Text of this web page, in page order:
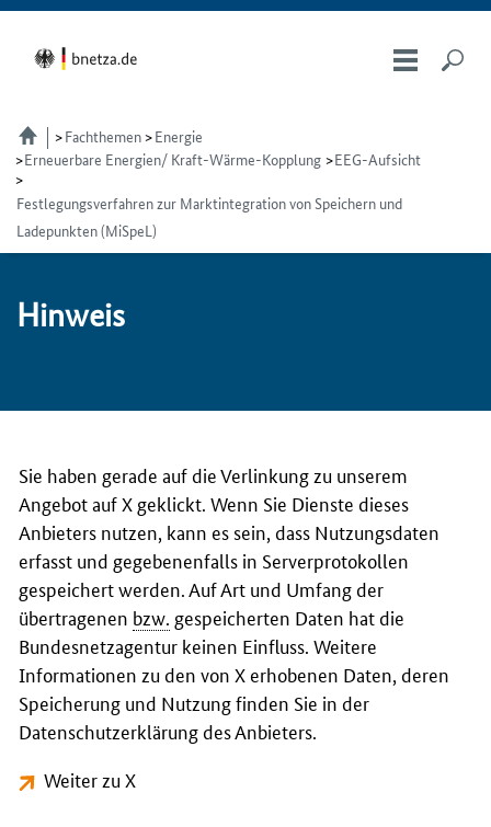
Fachthemen
Energie
Erneuerbare Energien/ Kraft-Wärme-Kopplung
EEG-Aufsicht
Festlegungsverfahren zur Marktintegration von Speichern und
Ladepunkten (MiSpeL)
Hin­weis
Sie haben gerade auf die Verlinkung zu unserem
Angebot auf X geklickt. Wenn Sie Dienste dieses
Anbieters nutzen, kann es sein, dass Nutzungsdaten
erfasst und gegebenenfalls in Serverprotokollen
gespeichert werden. Auf Art und Umfang der
übertragenen bzw. gespeicherten Daten hat die
Bundesnetzagentur keinen Einfluss. Weitere
Informationen zu den von X erhobenen Daten, deren
Speicherung und Nutzung finden Sie in der
Datenschutzerklärung des Anbieters.
Weiter zu X